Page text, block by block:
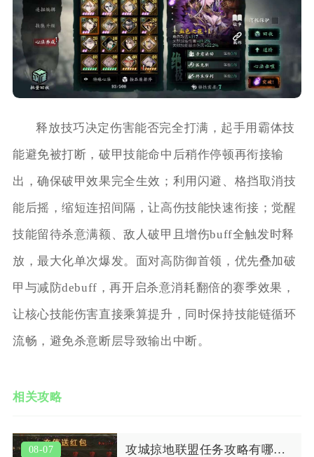
释放技巧决定伤害能否完全打满，起手用霸体技
能避免被打断，破甲技能命中后稍作停顿再衔接输
出，确保破甲效果完全生效；利用闪避、格挡取消技
能后摇，缩短连招间隔，让高伤技能快速衔接；觉醒
技能留待杀意满额、敌人破甲且增伤buff全触发时释
放，最大化单次爆发。面对高防御首领，优先叠加破
甲与减防debuff，再开启杀意消耗翻倍的赛季效果，
让核心技能伤害直接乘算提升，同时保持技能链循环
流畅，避免杀意断层导致输出中断。
相关攻略
08-07 攻城掠地联盟任务攻略有哪些常见问题